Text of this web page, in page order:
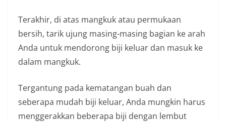
Terakhir, di atas mangkuk atau permukaan
bersih, tarik ujung masing-masing bagian ke arah
Anda untuk mendorong biji keluar dan masuk ke
dalam mangkuk.
Tergantung pada kematangan buah dan
seberapa mudah biji keluar, Anda mungkin harus
menggerakkan beberapa biji dengan lembut